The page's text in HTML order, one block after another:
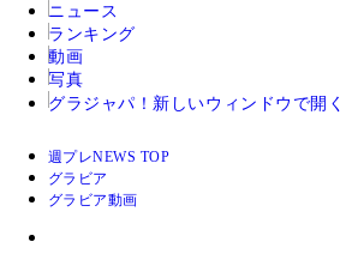
ニュース
ランキング
動画
写真
グラジャパ！ 新しいウィンドウで開く
週プレNEWS TOP
グラビア
グラビア動画